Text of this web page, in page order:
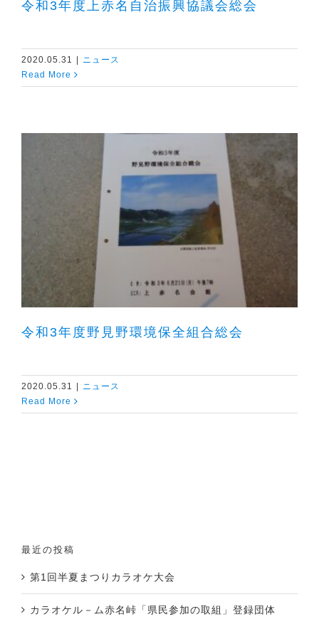
令和3年度上赤名自治振興協議会総会
2020.05.31
ニュース
Read More
令和3年度野見野環境保全組合総会
2020.05.31 | ニュース
Read More
最近の投稿
第1回半夏まつりカラオケ大会
カラオケル－ム赤名峠「県民参加の取組」登録団体